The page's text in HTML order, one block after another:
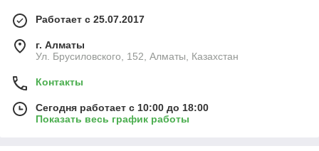
Работает с 25.07.2017
г. Алматы
Ул. Брусиловского, 152, Алматы, Казахстан
Контакты
Сегодня работает с 10:00 до 18:00
Показать весь график работы